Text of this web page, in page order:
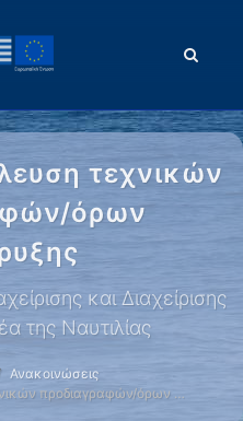
τεχνικών
όρων
και Διαχείρισης
της Ναυτιλίας
Ανακοινώσεις
προδιαγραφών/όρων …